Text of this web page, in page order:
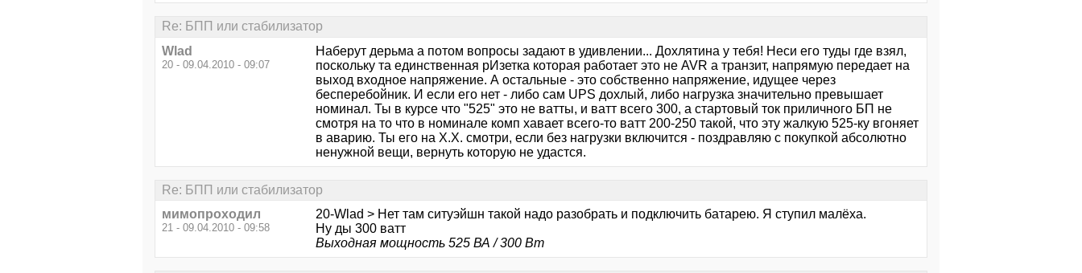
Re: БПП или стабилизатор
Wlad
20 - 09.04.2010 - 09:07
Наберут дерьма а потом вопросы задают в удивлении... Дохлятина у тебя! Неси его туды где взял,
поскольку та единственная рИзетка которая работает это не AVR а транзит, напрямую передает на
выход входное напряжение. А остальные - это собственно напряжение, идущее через
бесперебойник. И если его нет - либо сам UPS дохлый, либо нагрузка значительно превышает
номинал. Ты в курсе что "525" это не ватты, и ватт всего 300, а стартовый ток приличного БП не
смотря на то что в номинале комп хавает всего-то ватт 200-250 такой, что эту жалкую 525-ку вгоняет
в аварию. Ты его на Х.Х. смотри, если без нагрузки включится - поздравляю с покупкой абсолютно
ненужной вещи, вернуть которую не удастся.
Re: БПП или стабилизатор
мимопроходил
21 - 09.04.2010 - 09:58
20-Wlad > Нет там ситуэйшн такой надо разобрать и подключить батарею. Я ступил малёха.
Ну ды 300 ватт
Выходная мощность 525 ВА / 300 Вт